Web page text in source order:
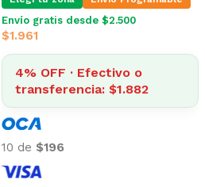
Envío Gratis Programable
Envío gratis
$3.687
4% OFF · Efectivo o
transferencia: $3.540
10 de$369